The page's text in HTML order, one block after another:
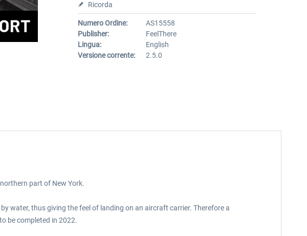
Ricorda
Numero Ordine:
AS15558
Publisher:
FeelThere
Lingua:
English
Versione corrente:
2.5.0
part of New York.
water, thus giving the feel of landing on an aircraft carrier. Therefore a
be completed in 2022.